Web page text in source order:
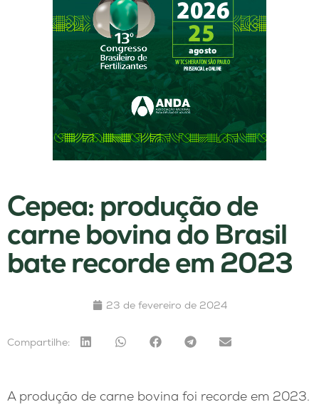
Cepea: produção de
carne bovina do Brasil
bate recorde em 2023
23 de fevereiro de 2024
Compartilhe:
A produção de carne bovina foi recorde em 2023.